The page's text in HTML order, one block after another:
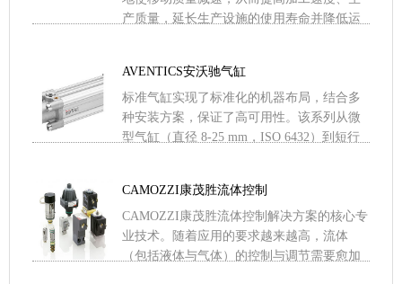
产质量，延长生产设施的使用寿命并降低运
AVENTICS安沃驰气缸
标准气缸实现了标准化的机器布局，结合多
种安装方案，保证了高可用性。该系列从微
型气缸（直径 8-25 mm，ISO 6432）到短行
CAMOZZI康茂胜流体控制
CAMOZZI康茂胜流体控制解决方案的核心专
业技术。随着应用的要求越来越高，流体
（包括液体与气体）的控制与调节需要愈加